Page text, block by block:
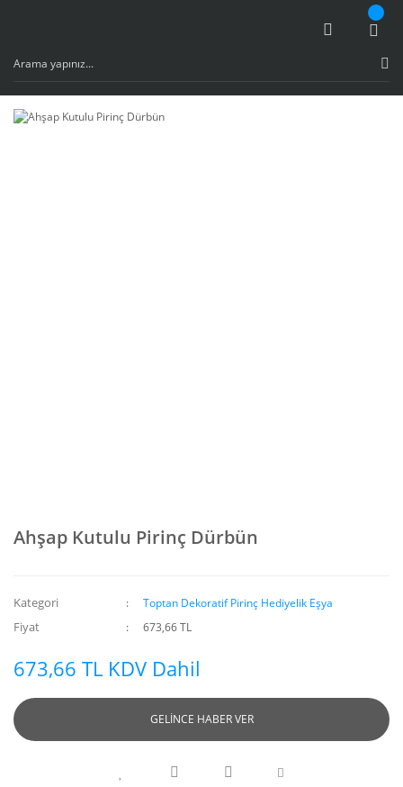
Ahşap Kutulu Pirinç Dürbün
Kategori Toptan Dekoratif Pirinç Hediyelik Eşya
Fiyat 673,66 TL
673,66 TL KDV Dahil
GELİNCE HABER VER